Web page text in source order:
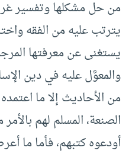
من حل مشكلها وتفسير
يترتب عليه من الفقه
يستغنى عن معرفتها
والمعوَّل عليه في دين
من الأحاديث إلا ما
الصنعة، المسلم لهم
أودعوه كتبهم، فأما ما